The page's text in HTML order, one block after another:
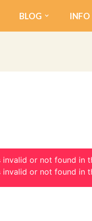
BLOG INFO
invalid or not found in
invalid or not found in